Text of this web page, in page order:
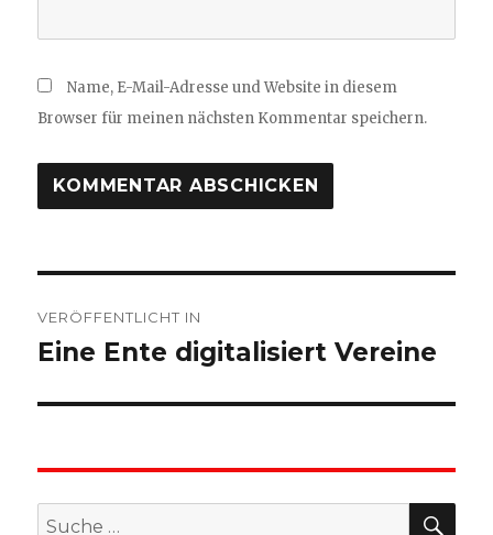
Name, E-Mail-Adresse und Website in diesem
Browser für meinen nächsten Kommentar speichern.
VERÖFFENTLICHT IN
Eine Ente digitalisiert Vereine
Suche